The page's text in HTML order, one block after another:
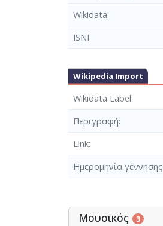
Wikidata
ISNI
Wikipedia Import
Wikidata Label
Περιγραφή
Link
Ημερομηνία γέννησης
Μουσικός 3